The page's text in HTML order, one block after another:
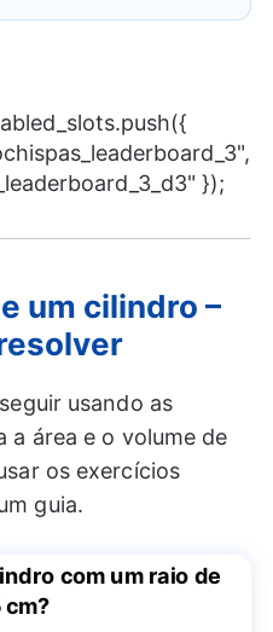
});
um cilindro –
usando as
a área e o volume de
os exercícios
guia.
com um raio de
cm?